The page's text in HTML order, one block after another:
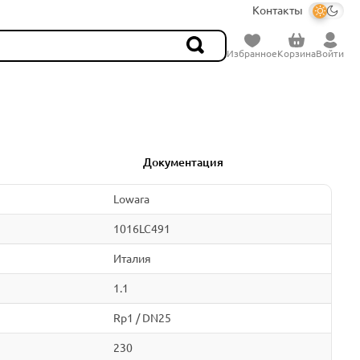
Контакты
ИзбранноеКорзинаВойти
Документация
Lowara
1016LC491
Италия
1.1
Rp1 / DN25
230